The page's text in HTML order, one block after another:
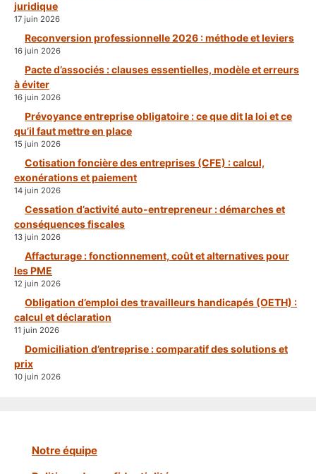
juridique
17 juin 2026
Reconversion professionnelle 2026 : méthode et leviers
16 juin 2026
Pacte d’associés : clauses essentielles, modèle et erreurs
à éviter
16 juin 2026
Prévoyance entreprise obligatoire : ce que dit la loi et ce
qu’il faut mettre en place
15 juin 2026
Cotisation foncière des entreprises (CFE) : calcul,
exonérations et paiement
14 juin 2026
Cessation d’activité auto-entrepreneur : démarches et
conséquences fiscales
13 juin 2026
Affacturage : fonctionnement, coût et alternatives pour
les PME
12 juin 2026
Obligation d’emploi des travailleurs handicapés (OETH) :
calcul et déclaration
11 juin 2026
Domiciliation d’entreprise : comparatif des solutions et
prix
10 juin 2026
Notre équipe